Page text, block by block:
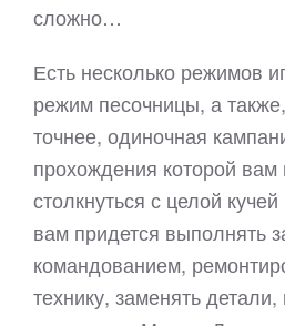
сложно…
Есть несколько режимов
режим песочницы, а
точнее, одиночная
прохождения которой вам
столкнуться с целой
вам придется выполнять
командованием,
технику, заменять